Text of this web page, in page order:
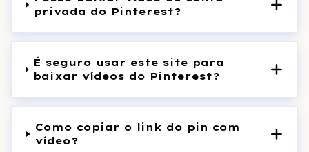
privada do Pinterest?
É seguro usar este site para
baixar vídeos do Pinterest?
Como copiar o link do pin com
vídeo?